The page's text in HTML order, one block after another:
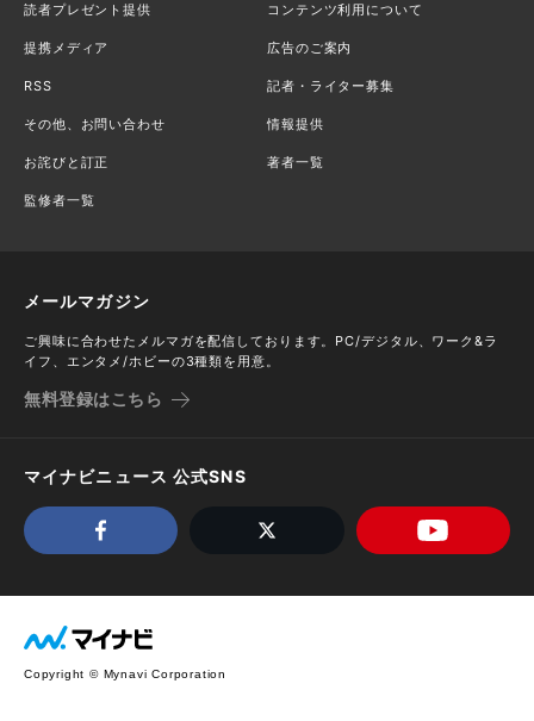
読者プレゼント提供 コンテンツ利用について
提携メディア 広告のご案内
RSS 記者・ライター募集
その他、お問い合わせ 情報提供
お詫びと訂正 著者一覧
監修者一覧
メールマガジン
ご興味に合わせたメルマガを配信しております。PC/デジタル、ワーク&ラ
イフ、エンタメ/ホビーの3種類を用意。
無料登録はこちら
マイナビニュース 公式SNS
Copyright © Mynavi Corporation